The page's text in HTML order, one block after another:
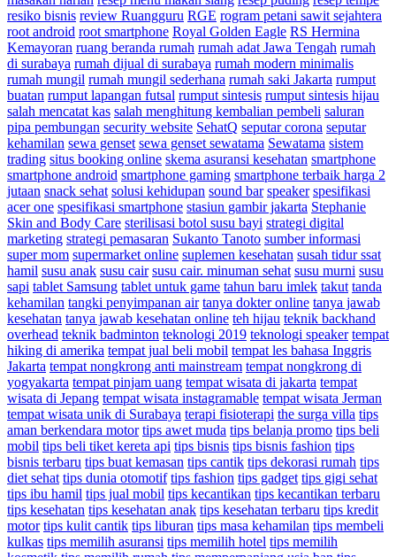
resiko bisnis review Ruangguru RGE rogram petani sawit sejahtera
root android root smartphone Royal Golden Eagle RS Hermina
Kemayoran ruang beranda rumah rumah adat Jawa Tengah rumah
di surabaya rumah dijual di surabaya rumah modern minimalis
rumah mungil rumah mungil sederhana rumah saki Jakarta rumput
buatan rumput lapangan futsal rumput sintesis rumput sintesis hijau
salah mencatat kas salah menghitung kembalian pembeli saluran
pipa pembungan security website SehatQ seputar corona seputar
kehamilan sewa genset sewa genset sewatama Sewatama sistem
trading situs booking online skema asuransi kesehatan smartphone
smartphone android smartphone gaming smartphone terbaik harga 2
jutaan snack sehat solusi kehidupan sound bar speaker spesifikasi
acer one spesifikasi smartphone stasiun gambir jakarta Stephanie
Skin and Body Care sterilisasi botol susu bayi strategi digital
marketing strategi pemasaran Sukanto Tanoto sumber informasi
super mom supermarket online suplemen kesehatan susah tidur ssat
hamil susu anak susu cair susu cair. minuman sehat susu murni susu
sapi tablet Samsung tablet untuk game tahun baru imlek takut tanda
kehamilan tangki penyimpanan air tanya dokter online tanya jawab
kesehatan tanya jawab kesehatan online teh hijau teknik backhand
overhead teknik badminton teknologi 2019 teknologi speaker tempat
hiking di amerika tempat jual beli mobil tempat les bahasa Inggris
Jakarta tempat nongkrong anti mainstream tempat nongkrong di
yogyakarta tempat pinjam uang tempat wisata di jakarta tempat
wisata di Jepang tempat wisata instagramable tempat wisata Jerman
tempat wisata unik di Surabaya terapi fisioterapi the surga villa tips
aman berkendara motor tips awet muda tips belanja promo tips beli
mobil tips beli tiket kereta api tips bisnis tips bisnis fashion tips
bisnis terbaru tips buat kemasan tips cantik tips dekorasi rumah tips
diet sehat tips dunia otomotif tips fashion tips gadget tips gigi sehat
tips ibu hamil tips jual mobil tips kecantikan tips kecantikan terbaru
tips kesehatan tips kesehatan anak tips kesehatan terbaru tips kredit
motor tips kulit cantik tips liburan tips masa kehamilan tips membeli
kulkas tips memilih asuransi tips memilih hotel tips memilih